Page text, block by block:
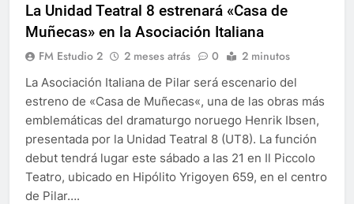
La Unidad Teatral 8 estrenará «Casa de
Muñecas» en la Asociación Italiana
FM Estudio 2 2 meses atrás 0 2 minutos
La Asociación Italiana de Pilar será escenario del
estreno de «Casa de Muñecas«, una de las obras más
emblemáticas del dramaturgo noruego Henrik Ibsen,
presentada por la Unidad Teatral 8 (UT8). La función
debut tendrá lugar este sábado a las 21 en Il Piccolo
Teatro, ubicado en Hipólito Yrigoyen 659, en el centro
de Pilar….